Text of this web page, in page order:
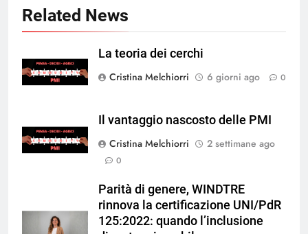
Related News
La teoria dei cerchi
Cristina Melchiorri
6 giorni ago 0
Il vantaggio nascosto delle PMI
Cristina Melchiorri
2 settimane ago
0
Parità di genere, WINDTRE
rinnova la certificazione UNI/PdR
125:2022: quando l’inclusione